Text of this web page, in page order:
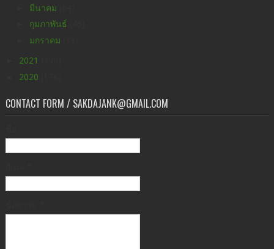
มีนาคม
กุมภาพันธ์
มกราคม
2021
2020
CONTACT FORM / SAKDAJANK@GMAIL.COM